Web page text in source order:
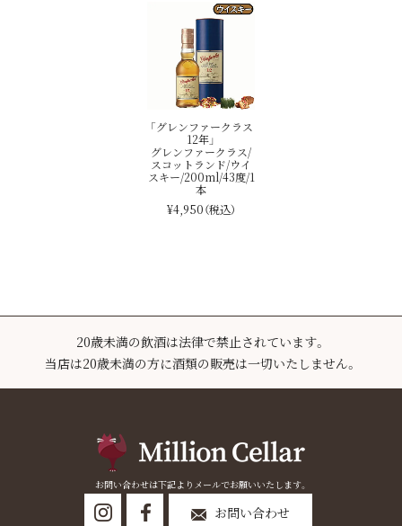
「グレンファークラス
12年」
グレンファークラス/
スコットランド/ウイ
スキー/200ml/43度/1
本
¥4,950（税込）
20歳未満の飲酒は法律で禁止されています。
当店は20歳未満の方に酒類の販売は一切いたしません。
お問い合わせは下記よりメールでお願いいたします。
お問い合わせ